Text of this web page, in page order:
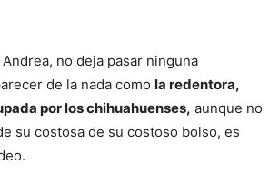
no deja pasar ninguna
de la nada como la redentora,
por los chihuahuenses, aunque no
su costosa de su costoso bolso, es